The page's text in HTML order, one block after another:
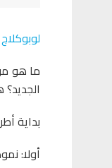
ما هو
بداية
أولا: